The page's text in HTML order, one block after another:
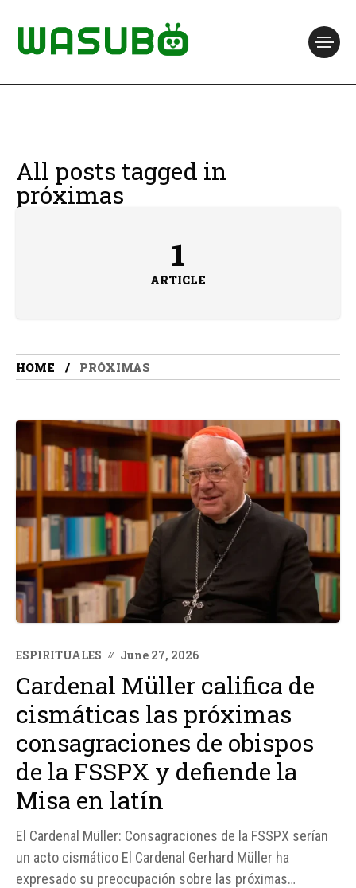
All posts tagged in
próximas
1
ARTICLE
HOME PRÓXIMAS
ESPIRITUALES June 27, 2026
Cardenal Müller califica de
cismáticas las próximas
consagraciones de obispos
de la FSSPX y defiende la
Misa en latín
El Cardenal Müller: Consagraciones de la FSSPX serían
un acto cismático El Cardenal Gerhard Müller ha
expresado su preocupación sobre las próximas